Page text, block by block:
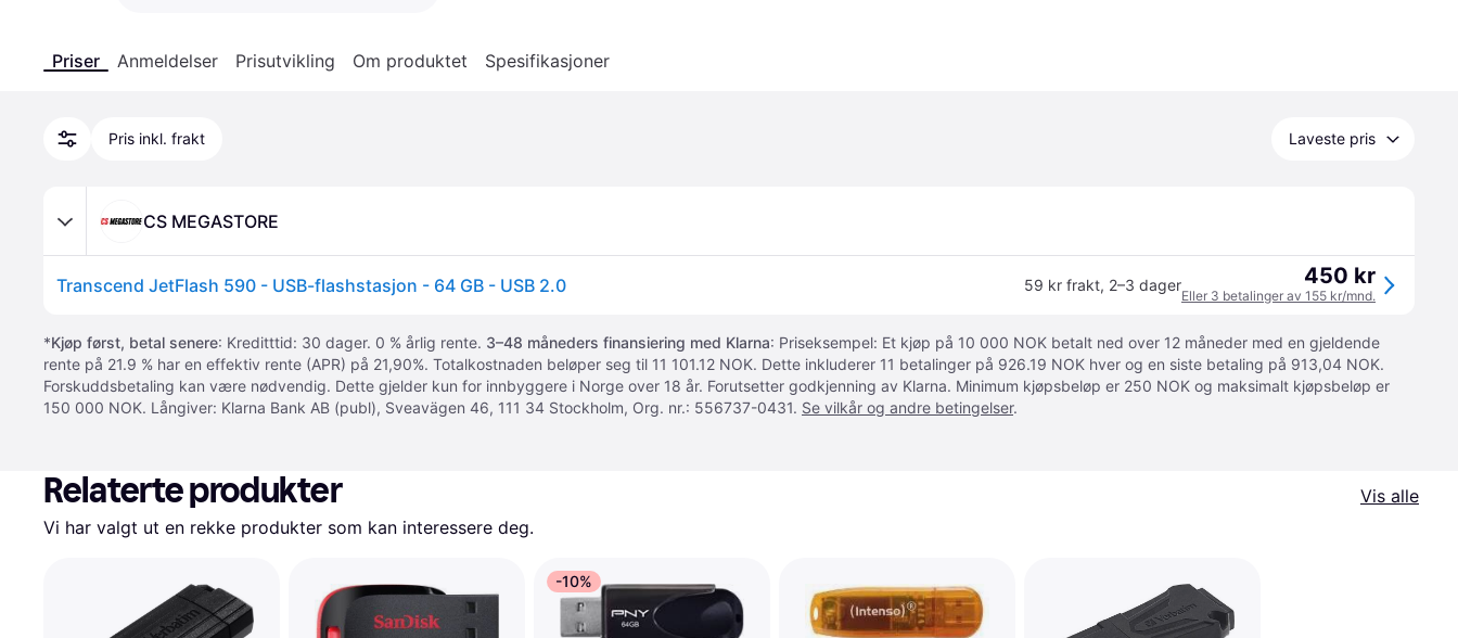
Priser Anmeldelser Prisutvikling Om produktet Spesifikasjoner
Pris inkl. frakt Laveste pris
CS MEGASTORE
Transcend JetFlash 590 - USB-flashstasjon - 64 GB - USB 2.0 59 kr frakt, 2–3 dager 450 kr
Eller 3 betalinger av 155 kr/mnd.
*Kjøp først, betal senere: Kreditttid: 30 dager. 0 % årlig rente. 3–48 måneders finansiering med Klarna: Priseksempel: Et kjøp på 10 000 NOK betalt ned over 12 måneder med en gjeldende
rente på 21.9 % har en effektiv rente (APR) på 21,90%. Totalkostnaden beløper seg til 11 101.12 NOK. Dette inkluderer 11 betalinger på 926.19 NOK hver og en siste betaling på 913,04 NOK.
Forskuddsbetaling kan være nødvendig. Dette gjelder kun for innbyggere i Norge over 18 år. Forutsetter godkjenning av Klarna. Minimum kjøpsbeløp er 250 NOK og maksimalt kjøpsbeløp er
150 000 NOK. Långiver: Klarna Bank AB (publ), Sveavägen 46, 111 34 Stockholm, Org. nr.: 556737-0431. Se vilkår og andre betingelser.
Relaterte produkter
Vis alle
Vi har valgt ut en rekke produkter som kan interessere deg.
-10%